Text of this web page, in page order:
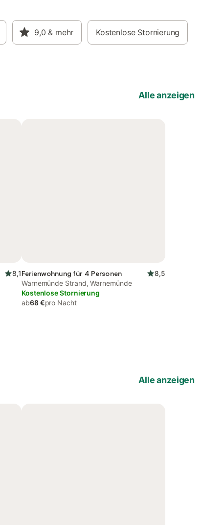
9,0 & mehr Kostenlose Stornierung
Alle anzeigen
8,1Ferienwohnung für 4 Personen
8,5
Warnemünde Strand, Warnemünde
Kostenlose Stornierung
ab68 €pro Nacht
Alle anzeigen